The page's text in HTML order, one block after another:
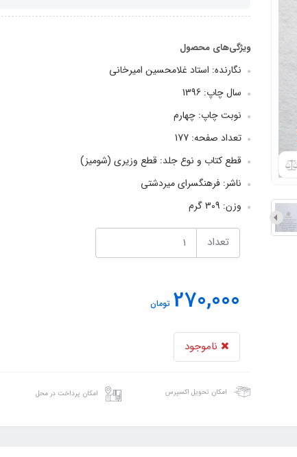
ویژگی‌های محصول
نگارنده: استاد غلامحسین امیرخانی
سال چاپ: 1396
نوبت چاپ: چهارم
تعداد صفحه: 177
قطع کتاب و نوع جلد: قطع وزیری (شومیز)
ناشر: فرهنگسرای میردشتی
وزن: 309 گرم
تعداد
270,000 تومان
ناموجود
امکان تحویل اکسپرس امکان پرداخت در محل